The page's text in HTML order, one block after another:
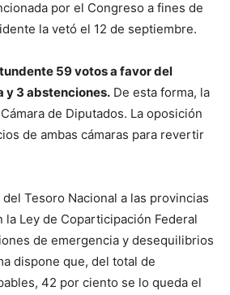
por el Congreso a fines de
la vetó el 12 de septiembre.
59 votos a favor del
y 3 abstenciones. De esta forma, la
de Diputados. La oposición
de ambas cámaras para revertir
Tesoro Nacional a las provincias
la Ley de Coparticipación Federal
de emergencia y desequilibrios
dispone que, del total de
42 por ciento se lo queda el